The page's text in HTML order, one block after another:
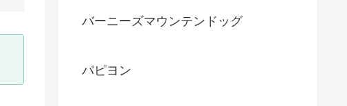
バーニーズマウンテンドッグ
パピヨン